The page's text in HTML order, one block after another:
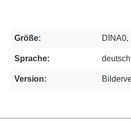
Größe: DINA0,
Sprache: deutsch
Version: